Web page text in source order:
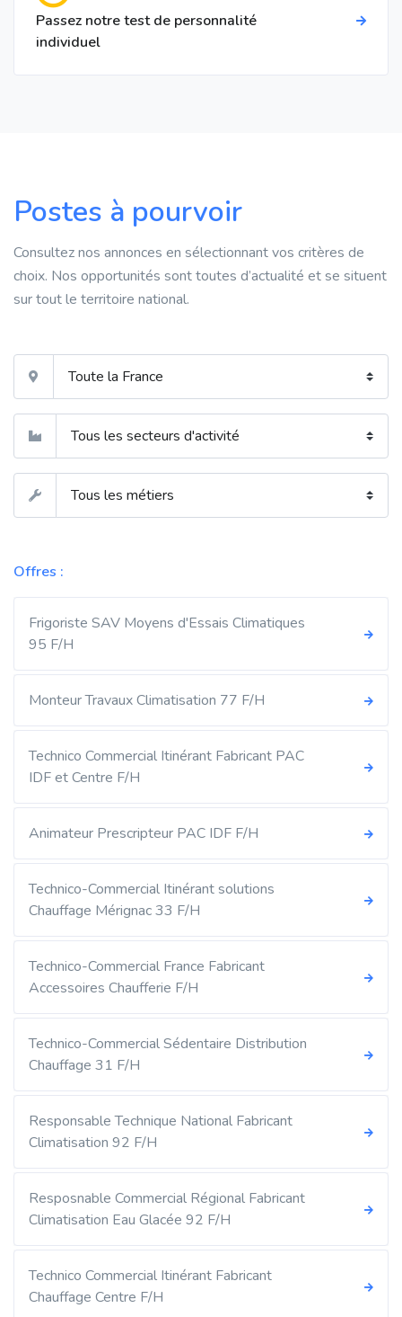
Passez notre test de personnalité
individuel
Postes à pourvoir
Consultez nos annonces en sélectionnant vos critères de
choix. Nos opportunités sont toutes d’actualité et se situent
sur tout le territoire national.
Offres :
Frigoriste SAV Moyens d'Essais Climatiques
95 F/H
Monteur Travaux Climatisation 77 F/H
Technico Commercial Itinérant Fabricant PAC
IDF et Centre F/H
Animateur Prescripteur PAC IDF F/H
Technico-Commercial Itinérant solutions
Chauffage Mérignac 33 F/H
Technico-Commercial France Fabricant
Accessoires Chaufferie F/H
Technico-Commercial Sédentaire Distribution
Chauffage 31 F/H
Responsable Technique National Fabricant
Climatisation 92 F/H
Resposnable Commercial Régional Fabricant
Climatisation Eau Glacée 92 F/H
Technico Commercial Itinérant Fabricant
Chauffage Centre F/H